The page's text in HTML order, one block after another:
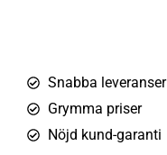
Snabba leveranser
Grymma priser
Nöjd kund-garanti